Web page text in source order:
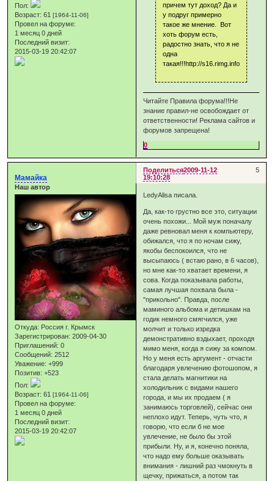
Пол:
Возраст: 61[1964-11-06]
Провел на форуме:
1 месяц 0 дней
Последний визит:
2015-03-19 20:42:07
причем тут доход? Да и
у подруг примерно
такое же мнение. Вот
хоть форум есть,
радостно знать, что я не
одна
такая!!!http://s16.rimg.info/
Читайте Правила форума!!!Не
знание правил-не освобождает от
ответственности! Реклама сайтов и
форумов запрещена!
0
Поделиться 5
2009-11-12
19:10:28
Мамайка
Наш автор
Откуда: Россия г. Крымск
Зарегистрирован: 2009-04-30
Приглашений: 0
Сообщений: 2512
Уважение: +999
Позитив: +523
Пол:
Возраст: 61[1964-11-06]
Провел на форуме:
1 месяц 0 дней
Последний визит:
2015-03-19 20:42:07
LedyAlisa писала.
Да, как-то грустно все это, ситуации
очень похожи... Мой муж поначалу
даже ревновал меня к компьютеру,
обижался, что я по ночам сижу,
якобы беспокоился, что не
высыпаюсь ( встаю рано, в 6 часов),
но мне как-то хватает времени, я
сова. Когда показывала работы,
самая лучшая похвала была -
"прикольно". Правда, после
маминого альбома и детишкам на
годик немного смягчился, уже
молчит и только изредка
демонстративно вздыхает, проходя
мимо меня, когда я сижу за компом.
Но у меня есть аргумент - отчасти
благодаря увлечению фотошопом, я
стала делать магнитики на
холодильник с видами нашего
города, и мы их продаем ( я
занимаюсь торговлей), сейчас они
неплохо идут. Теперь, чуть что, я
говорю, что если б не мое
увлечение, не было бы этой
прибыли. Ну, и я, конечно поняла,
что надо ему больше оказывать
внимания - лишний раз чмокнуть в
щечку, прижаться, а потом так